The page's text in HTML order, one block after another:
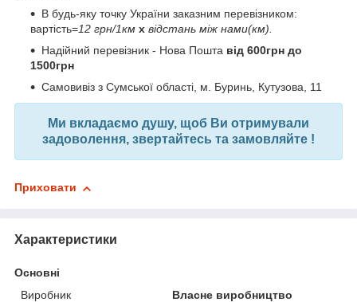
В будь-яку точку України заказним перевізником:
вартість=12 грн/1км х відстань між нами(км).
Надійний перевізник - Нова Пошта від 600грн до
1500грн
Самовивіз з Сумської області, м. Буринь, Кутузова, 11
Ми вкладаємо душу, щоб Ви отримували
задоволення, звертайтесь та замовляйте !
Приховати
Характеристики
Основні
Виробник
Власне виробництво